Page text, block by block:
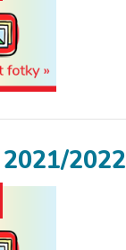
2022